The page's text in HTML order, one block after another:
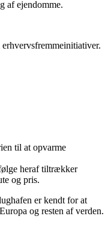
af ejendomme.
til at opvarme
heraf tiltrækker
og pris.
er kendt for at
og resten af verden.